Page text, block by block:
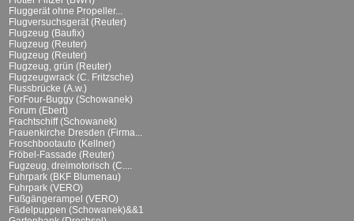
Fluggerät ohne Propeller...
Flugversuchsgerät (Reuter)
Flugzeug (Baufix)
Flugzeug (Reuter)
Flugzeug (Reuter)
Flugzeug, grün (Reuter)
Flugzeugwrack (C. Fritzsche)
Flussbrücke (A.w.)
ForFour-Buggy (Schowanek)
Forum (Ebert)
Frachtschiff (Schowanek)
Frauenkirche Dresden (Firma...
Froschbootauto (Kellner)
Fröbel-Fassade (Reuter)
Fugzeug, dreimotorisch (C....
Fuhrpark (BKF Blumenau)
Fuhrpark (VERO)
Fußgängerampel (VERO)
Fädelpuppen (Schowanek)&&1